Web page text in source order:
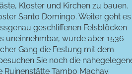
Kloster und Kirchen zu bauen.
Santo Domingo. Weiter geht es
geschliffenen Felsblöcken
uneinnehmbar, wurde aber 1536
Gang die Festung mit dem
Sie noch die
Tambo Machay.